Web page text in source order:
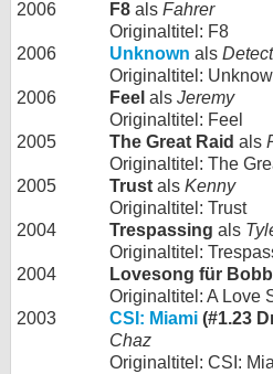
2006
F8 als Fahrer
Originaltitel: F8
2006
Unknown als
Originaltitel:
2006
Feel als Jeremy
Originaltitel: Feel
2005
The Great Raid als
Originaltitel: The
2005
Trust als Kenny
Originaltitel: Trust
2004
Trespassing als
Originaltitel:
2004
Lovesong für
Originaltitel: A Love
2003
CSI: Miami (#1.23
Chaz
Originaltitel: CSI: